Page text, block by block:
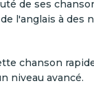
de ses
l'anglais à des
chanson
niveau avancé.